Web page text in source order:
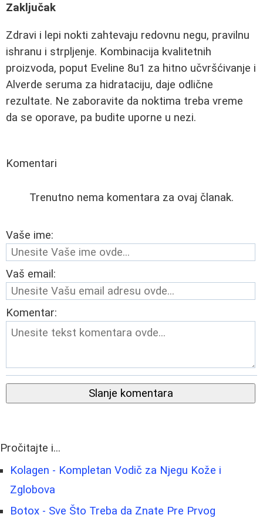
Zaključak
Zdravi i lepi nokti zahtevaju redovnu negu, pravilnu
ishranu i strpljenje. Kombinacija kvalitetnih
proizvoda, poput Eveline 8u1 za hitno učvršćivanje i
Alverde seruma za hidrataciju, daje odlične
rezultate. Ne zaboravite da noktima treba vreme
da se oporave, pa budite uporne u nezi.
Komentari
Trenutno nema komentara za ovaj članak.
Vaše ime:
Vaš email:
Komentar:
Slanje komentara
Pročitajte i...
Kolagen - Kompletan Vodič za Njegu Kože i
Zglobova
Botox - Sve Što Treba da Znate Pre Prvog